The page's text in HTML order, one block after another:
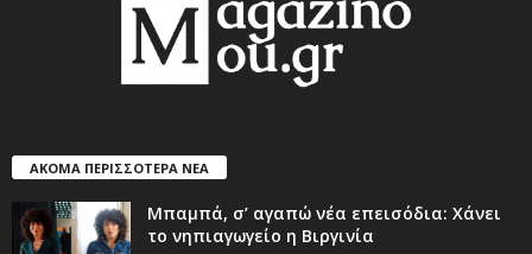
ΑΚΟΜΑ ΠΕΡΙΣΣΟΤΕΡΑ ΝΕΑ
Μπαμπά, σ’ αγαπώ νέα επεισόδια: Χάνει
το νηπιαγωγείο η Βιργινία